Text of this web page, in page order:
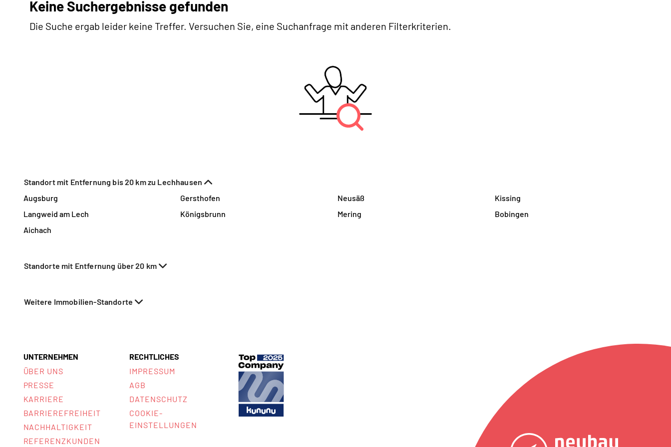
Keine Suchergebnisse gefunden
Die Suche ergab leider keine Treffer. Versuchen Sie, eine Suchanfrage mit anderen Filterkriterien.
Standort mit Entfernung bis 20 km zu Lechhausen
Augsburg
Gersthofen Neusäß
Kissing
Langweid am Lech
Königsbrunn Mering
Bobingen
Aichach
Standorte mit Entfernung über 20 km
Weitere Immobilien-Standorte
UNTERNEHMEN
ÜBER UNS
PRESSE
KARRIERE
BARRIEREFREIHEIT
NACHHALTIGKEIT
REFERENZKUNDEN
RECHTLICHES
IMPRESSUM
AGB
DATENSCHUTZ
COOKIE-
EINSTELLUNGEN